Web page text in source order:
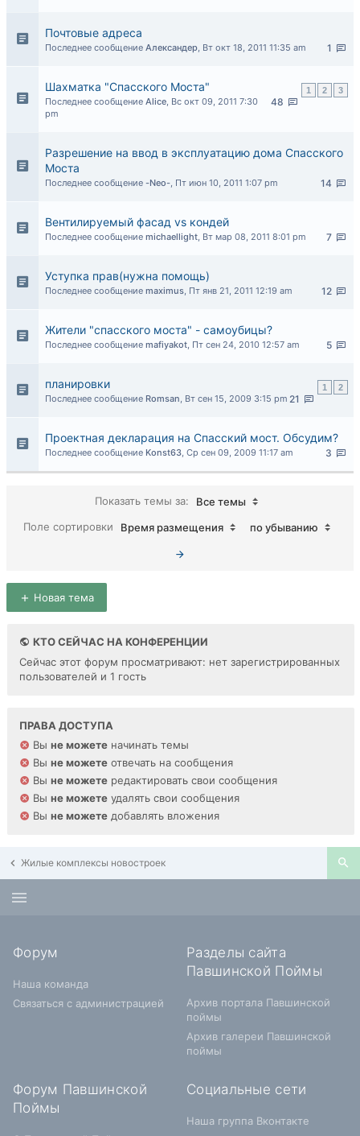
Почтовые адреса
1
Последнее сообщение Александер, Вт окт 18, 2011 11:35 am
Шахматка "Спасского Моста" 1 2 3
48
Последнее сообщение Alice, Вс окт 09, 2011 7:30
pm
Разрешение на ввод в эксплуатацию дома Спасского
Моста
14
Последнее сообщение -Neo-, Пт июн 10, 2011 1:07 pm
Вентилируемый фасад vs кондей
7
Последнее сообщение michaellight, Вт мар 08, 2011 8:01 pm
Уступка прав(нужна помощь)
12
Последнее сообщение maximus, Пт янв 21, 2011 12:19 am
Жители "спасского моста" - самоубицы?
5
Последнее сообщение mafiyakot, Пт сен 24, 2010 12:57 am
планировки 1 2
21
Последнее сообщение Romsan, Вт сен 15, 2009 3:15 pm
Проектная декларация на Спасский мост. Обсудим?
3
Последнее сообщение Konst63, Ср сен 09, 2009 11:17 am
Показать темы за:
Все темы
Поле сортировки
Время размещения по убыванию
Новая тема
КТО СЕЙЧАС НА КОНФЕРЕНЦИИ
Сейчас этот форум просматривают: нет зарегистрированных
пользователей и 1 гость
ПРАВА ДОСТУПА
Вы не можете начинать темы
Вы не можете отвечать на сообщения
Вы не можете редактировать свои сообщения
Вы не можете удалять свои сообщения
Вы не можете добавлять вложения
Жилые комплексы новостроек
Форум
Наша команда
Связаться с администрацией
Разделы сайта
Павшинской Поймы
Архив портала Павшинской
поймы
Архив галереи Павшинской
поймы
Форум Павшинской
Поймы
Социальные сети
Наша группа Вконтакте